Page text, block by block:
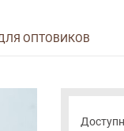
ОПТОВИКОВ